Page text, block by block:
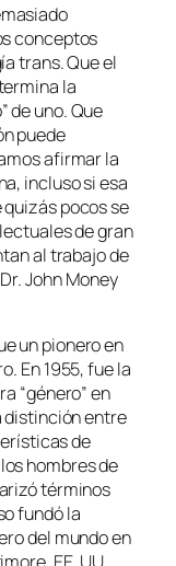
conceptos
trans. Que el
la
de uno. Que
puede
afirmar la
incluso si esa
quizás pocos se
de gran
al trabajo de
John Money
un pionero en
En 1955, fue la
“género” en
distinción entre
de
hombres de
términos
fundó la
del mundo en